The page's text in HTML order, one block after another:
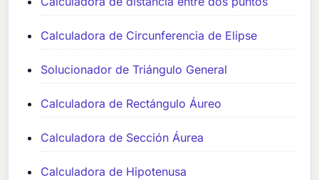
Calculadora de Circunferencia de Elipse
Solucionador de Triángulo General
Calculadora de Rectángulo Áureo
Calculadora de Sección Áurea
Calculadora de Hipotenusa